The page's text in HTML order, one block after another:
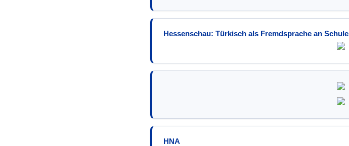
Hessenschau: Türkisch als Fremdsprache an Schule
HNA